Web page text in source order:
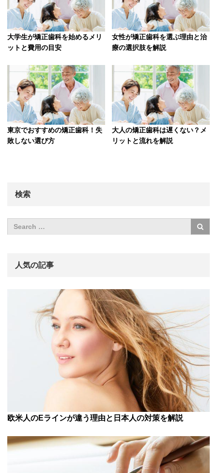
大学生が矯正歯科を始めるメリ
ットと費用の目安
女性が矯正歯科を選ぶ理由と治
療の選択肢を解説
東京でおすすめの矯正歯科！失
敗しない選び方
大人の矯正歯科は遅くない？メ
リットと流れを解説
検索
人気の記事
欧米人のEラインが違う理由と日本人の対策を解説